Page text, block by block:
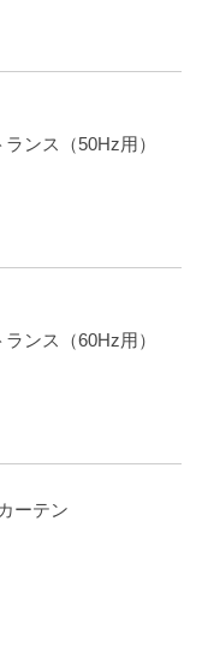
ンス（50Hz用）
ンス（60Hz用）
ーテン